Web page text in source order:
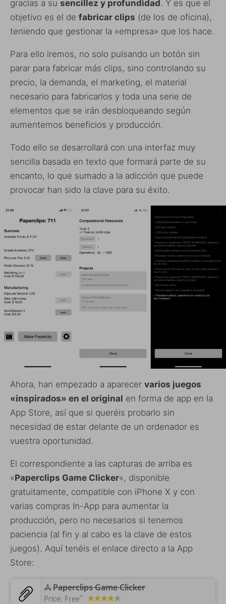
gracias a su sencillez y profundidad. Y es que el
objetivo es el de fabricar clips (de los de oficina),
teniendo que gestionar la «empresa» que los hace.
Para ello iremos, no solo pulsando un botón sin
parar para fabricar más clips, sino controlando su
precio, la demanda, el marketing, el material
necesario para fabricarlos y toda una serie de
elementos que se irán desbloqueando según
aumentemos beneficios y producción.
Todo ello se desarrollará con una interfaz muy
sencilla basada en texto que formará parte de su
encanto, lo que sumado a la adicción que puede
provocar han sido la clave para su éxito.
Ahora, han empezado a aparecer varios juegos
«inspirados» en el original en forma de app en la
App Store, así que si queréis probarlo sin
necesidad de estar delante de un ordenador es
vuestra oportunidad.
El correspondiente a las capturas de arriba es
«Paperclips Game Clicker«, disponible
gratuitamente, compatible con iPhone X y con
varias compras In-App para aumentar la
producción, pero no necesarios si tenemos
paciencia (al fin y al cabo es la clave de estos
juegos). Aquí tenéis el enlace directo a la App
Store:
Paperclips Game Clicker
Price: Free+